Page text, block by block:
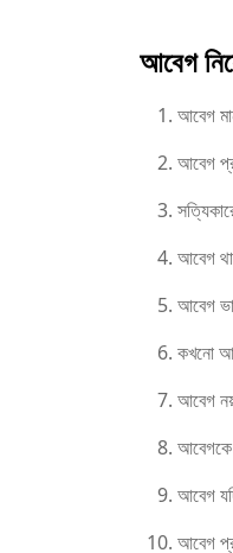
আবেগ
আবেগ
আবেগ
আবেগ
আবেগ
কখনো
আবেগ
আবেগকে
আবেগ
আবেগ